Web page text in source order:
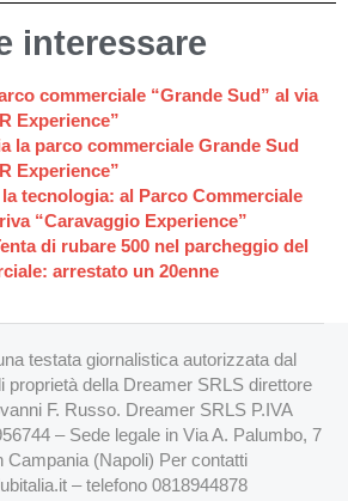
interessare
commerciale “Grande Sud” al via
Experience”
la parco commerciale Grande Sud
Experience”
la tecnologia: al Parco Commerciale
“Caravaggio Experience”
di rubare 500 nel parcheggio del
arrestato un 20enne
testata giornalistica autorizzata dal
proprietà della Dreamer SRLS direttore
F. Russo. Dreamer SRLS P.IVA
– Sede legale in Via A. Palumbo, 7
Campania (Napoli) Per contatti
– telefono 0818944878